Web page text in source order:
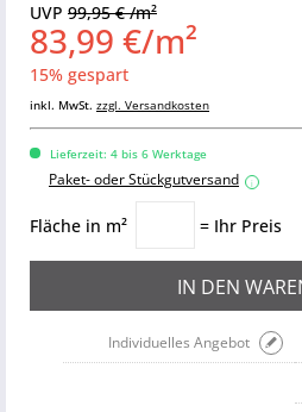
UVP 99,95 € /m²
83,99 €/m²
15% gespart
inkl. MwSt. zzgl. Versandkosten
Lieferzeit: 4 bis 6 Werktage
Paket- oder Stückgutversand i
Fläche in m² = Ihr Preis
IN DEN
Individuelles Angebot